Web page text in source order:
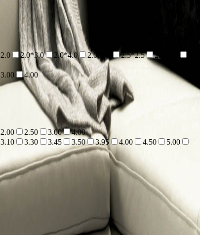
2.0*3.0 2.0*4.0 2.0*5.0 2.5*2.5
2.5*3.5
3.00 4.00
2.00 2.50 3.00
4.00
3.10 3.30 3.45 3.50 3.95 4.00 4.50
5.00